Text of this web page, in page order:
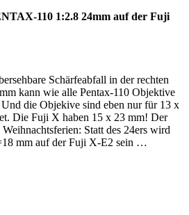
110 1:2.8 24mm auf der Fuji
Schärfeabfall in der rechten
kann wie alle Pentax-110 Objektive
die Objekive sind eben nur für 13 x
Die Fuji X haben 15 x 23 mm! Der
Statt des 24ers wird
mm auf der Fuji X-E2 sein …